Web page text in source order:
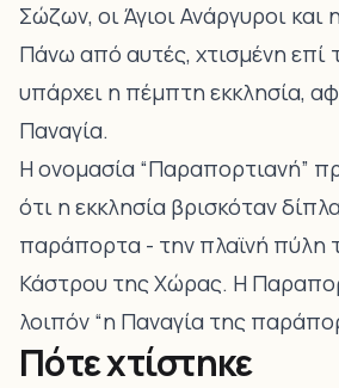
Σώζων, οι Άγιοι Ανάργυροι και
Πάνω από αυτές, χτισμένη
υπάρχει η πέμπτη εκκλησία,
Παναγία.
Η ονομασία “Παραπορτιανή”
ότι η εκκλησία βρισκόταν
παράπορτα - την πλαϊνή πύλη
Κάστρου της Χώρας. Η
λοιπόν “η Παναγία της
Πότε χτίστηκε